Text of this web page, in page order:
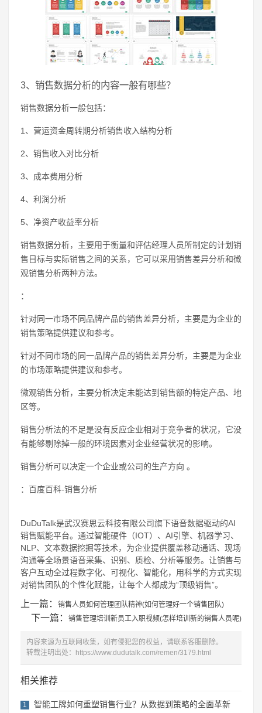
3、销售数据分析的内容一般有哪些？
销售数据分析一般包括：
1、营运资金周转期分析销售收入结构分析
2、销售收入对比分析
3、成本费用分析
4、利润分析
5、净资产收益率分析
销售数据分析，主要用于衡量和评估经理人员所制定的计划销
售目标与实际销售之间的关系，它可以采用销售差异分析和微
观销售分析两种方法。
：
针对同一市场不同品牌产品的销售差异分析，主要是为企业的
销售策略提供建议和参考。
针对不同市场的同一品牌产品的销售差异分析，主要是为企业
的市场策略提供建议和参考。
微观销售分析，主要分析决定未能达到销售额的特定产品、地
区等。
销售分析法的不足是没有反应企业相对于竞争者的状况，它没
有能够剔除掉一般的环境因素对企业经营状况的影响。
销售分析可以决定一个企业或公司的生产方向 。
：百度百科-销售分析
DuDuTalk是武汉赛思云科技有限公司旗下语音数据驱动的AI
销售赋能平台。通过智能硬件（IOT）、AI引擎、机器学习、
NLP、文本数据挖掘等技术，为企业提供覆盖移动通话、现场
沟通等全场景语音采集、识别、质检、分析等服务。让销售与
客户互动全过程数字化、可视化、智能化，用科学的方式实现
对销售团队的个性化赋能，让每个人都成为“顶级销售”。
上一篇： 销售人员如何管理团队精神(如何管理好一个销售团队)
下一篇： 销售管理培训新员工入职视频(怎样培训新的销售人员呢)
内容来源为互联网收集，如有侵犯您的权益，请联系客服删除。
转载注明出处：
https://www.dudutalk.com/remen/3179.html
相关推荐
1 智能工牌如何重塑销售行业？从数据到策略的全面革新